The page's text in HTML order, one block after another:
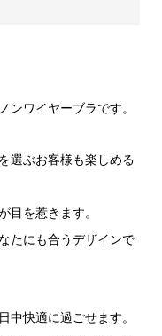
ンワイヤーブラです。
選ぶお客様も楽しめる
目を惹きます。
たにも合うデザインで
中快適に過ごせます。